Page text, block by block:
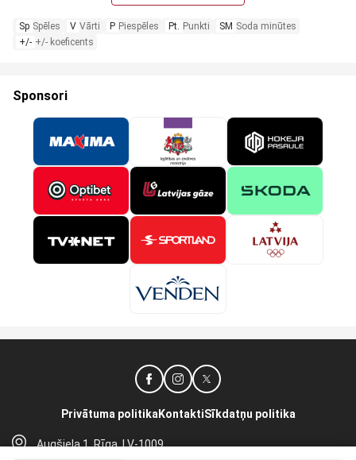
Sp Spēles V Vārti P Piespēles Pt. Punkti SM Soda minūtes
+/- +/- koeficents
Sponsori
Augšiela 1, Rīga, LV-1009
Privātuma politika KontaktiSīkdatņu politika